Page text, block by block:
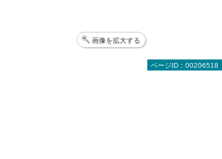
画像を拡大する
ページID：00206518